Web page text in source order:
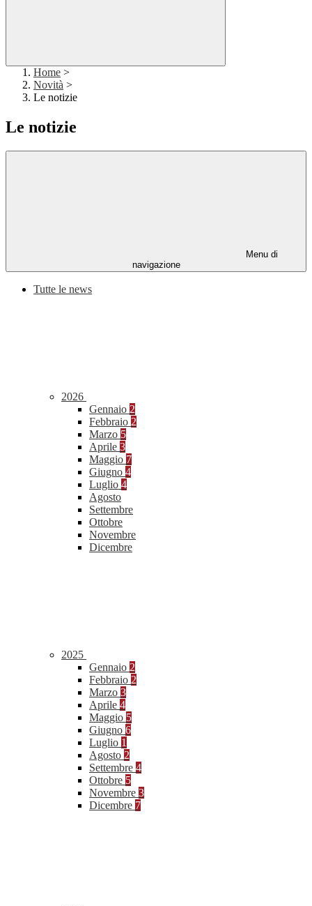
Home >
Novità >
Le notizie
Le notizie
Menu di
navigazione
Tutte le news
2026
Gennaio 2
Febbraio 2
Marzo 5
Aprile 3
Maggio 7
Giugno 4
Luglio 4
Agosto
Settembre
Ottobre
Novembre
Dicembre
2025
Gennaio 2
Febbraio 2
Marzo 3
Aprile 4
Maggio 5
Giugno 6
Luglio 1
Agosto 2
Settembre 4
Ottobre 5
Novembre 3
Dicembre 7